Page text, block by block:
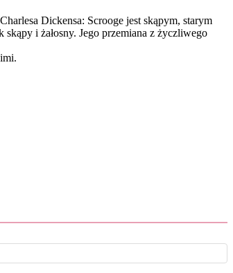
Dickensa: Scrooge jest skąpym, starym
i żałosny. Jego przemiana z życzliwego